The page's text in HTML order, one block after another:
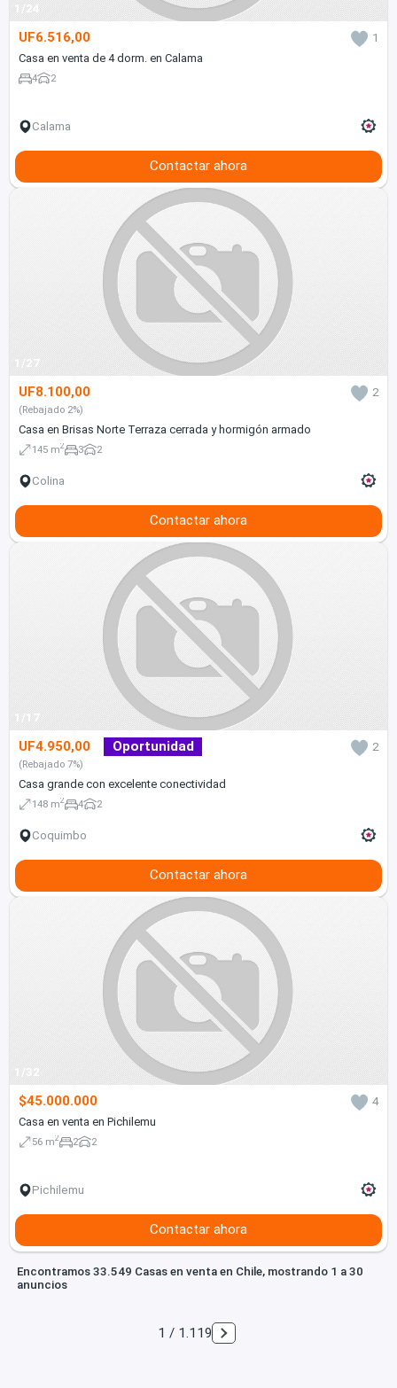
1/24
UF6.516,00
1
Casa en venta de 4 dorm. en Calama
4 2
Calama
Contactar ahora
1/27
UF8.100,00 2
(Rebajado 2%)
Casa en Brisas Norte Terraza cerrada y hormigón armado
145 m2 3 2
Colina
Contactar ahora
1/17
UF4.950,00 Oportunidad 2
(Rebajado 7%)
Casa grande con excelente conectividad
148 m2 4 2
Coquimbo
Contactar ahora
1/32
$45.000.000
4
Casa en venta en Pichilemu
56 m2 2 2
Pichilemu
Contactar ahora
Encontramos 33.549 Casas en venta en Chile, mostrando 1 a 30
anuncios
1 / 1.119